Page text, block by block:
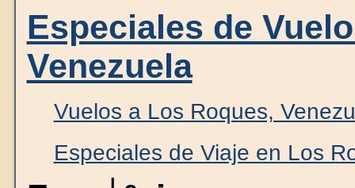
Especiales de
Venezuela
Vuelos a Los Roques,
Especiales de Viaje en Los